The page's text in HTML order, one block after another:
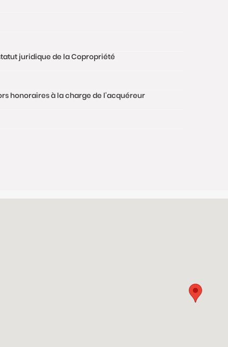
juridique de la Copropriété
honoraires à la charge de l'acquéreur